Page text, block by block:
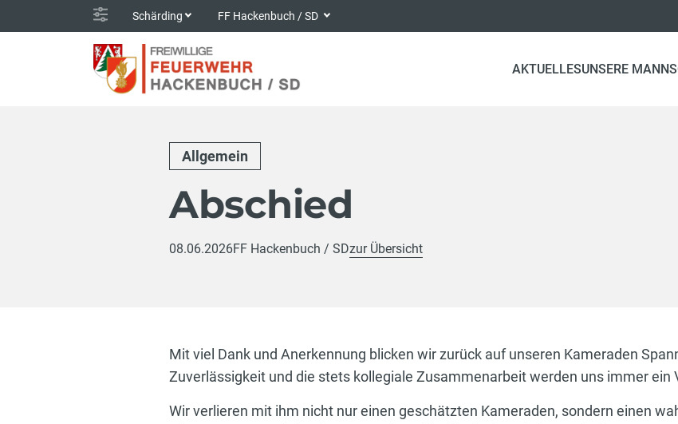
Schärding FF Hackenbuch / SD
AKTUELLESUNSERE
Allgemein
Abschied
08.06.2026FF Hackenbuch / SDzur Übersicht
Mit viel Dank und Anerkennung blicken wir zurück auf unseren Kameraden
Zuverlässigkeit und die stets kollegiale Zusammenarbeit werden uns immer ein
Wir verlieren mit ihm nicht nur einen geschätzten Kameraden, sondern einen